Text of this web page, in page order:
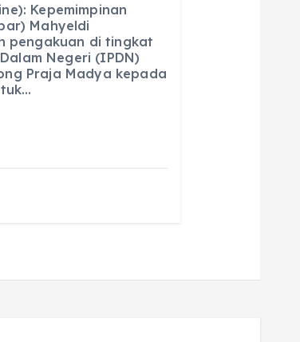
Kepemimpinan
Mahyeldi
pengakuan di tingkat
Negeri (IPDN)
Praja Madya kepada